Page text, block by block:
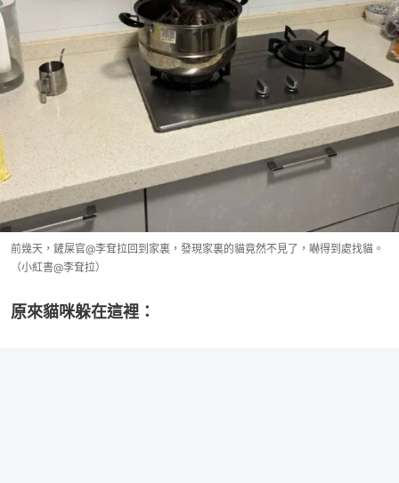
前幾天，鏟屎官@李耷拉回到家裏，發現家裏的貓竟然不見了，嚇得到處找貓。
（小紅書@李耷拉）
原來貓咪躲在這裡：